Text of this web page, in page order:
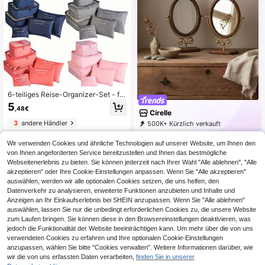
6-teiliges Reise-Organizer-Set - fal
tbare Koffertaschen, Kompressions
packing Würfel, inklusive Kulturtasc
he, Kosmetiktasche, Unterwäsche-
Tasche, Schuh-Tasche, Unterwäsc
klappbare Kleidungs-Aufbewahrun
gstaschen, geeignet für Koffer, Reis
en und saisonale Aufbewahrung So
mmerurlaub Bad Deko Make-up-Or
ganizer Badezimmer Zubehör Schul
anfang
5 ,48€
3andere Händler
Cirelle
500K+ Kürzlich verkauft
99K+ Erneut kaufen
394K Follower
12
Wir verwenden Cookies und ähnliche Technologien auf unserer Website, um Ihnen den
von Ihnen angeforderten Service bereitzustellen und Ihnen das bestmögliche
Webseitenerlebnis zu bieten. Sie können jederzeit nach Ihrer Wahl "Alle ablehnen", "Alle
akzeptieren" oder Ihre Cookie-Einstellungen anpassen. Wenn Sie "Alle akzeptieren"
auswählen, werden wir alle optionalen Cookies setzen, die uns helfen, den
Datenverkehr zu analysieren, erweiterte Funktionen anzubieten und Inhalte und
Anzeigen an Ihr Einkaufserlebnis bei SHEIN anzupassen. Wenn Sie "Alle ablehnen"
auswählen, lassen Sie nur die unbedingt erforderlichen Cookies zu, die unsere Website
zum Laufen bringen. Sie können diese in den Browsereinstellungen deaktivieren, was
jedoch die Funktionalität der Website beeinträchtigen kann. Um mehr über die von uns
verwendeten Cookies zu erfahren und Ihre optionalen Cookie-Einstellungen
anzupassen, wählen Sie bitte "Cookies verwalten". Weitere Informationen darüber, wie
wir die von uns erfassten Daten verarbeiten, finden Sie in unserer